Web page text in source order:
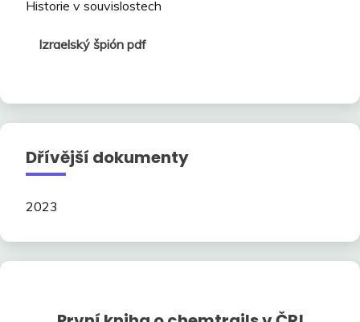
Historie v souvislostech
Izraelský špión pdf
Dřívější dokumenty
2023